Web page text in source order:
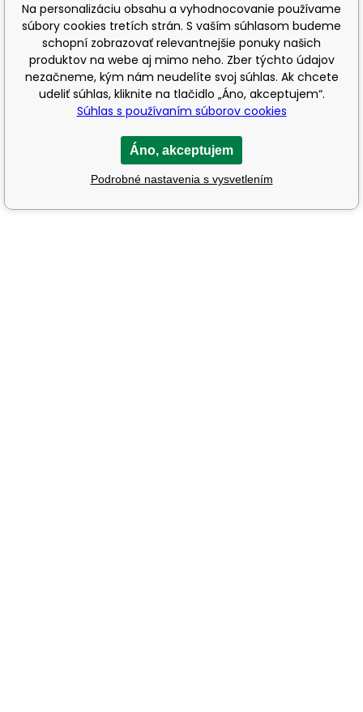
Na personalizáciu obsahu a vyhodnocovanie používame
súbory cookies tretích strán. S vaším súhlasom budeme
schopní zobrazovať relevantnejšie ponuky našich
produktov na webe aj mimo neho. Zber týchto údajov
nezačneme, kým nám neudelíte svoj súhlas. Ak chcete
udeliť súhlas, kliknite na tlačidlo „Áno, akceptujem“.
Súhlas s používaním súborov cookies
Áno, akceptujem
Podrobné nastavenia s vysvetlením